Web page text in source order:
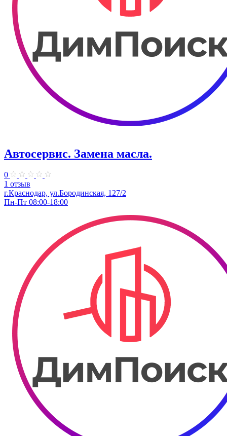
Автосервис. Замена масла.
0
1 отзыв
г.Краснодар, ул.Бородинская, 127/2
Пн-Пт 08:00-18:00